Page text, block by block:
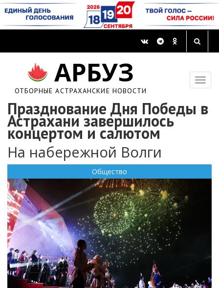
АРБУЗ
ОТБОРНЫЕ АСТРАХАНСКИЕ НОВОСТИ
Празднование Дня Победы в
Астрахани завершилось
концертом и салютом
На набережной Волги
Общество